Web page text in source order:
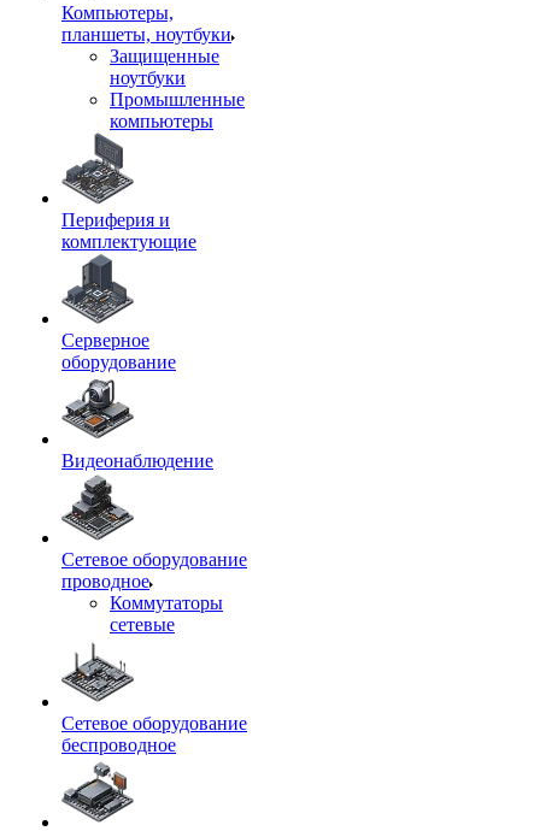
Компьютеры,
планшеты, ноутбуки
Защищенные
ноутбуки
Промышленные
компьютеры
Периферия и
комплектующие
Серверное
оборудование
Видеонаблюдение
Сетевое оборудование
проводное
Коммутаторы
сетевые
Сетевое оборудование
беспроводное